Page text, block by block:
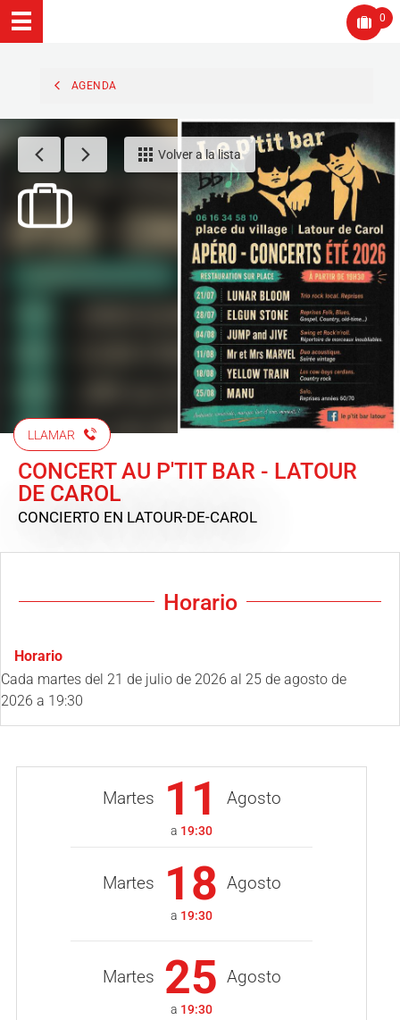
0
AGENDA
Volver a la lista
LLAMAR
CONCERT AU P'TIT BAR - LATOUR
DE CAROL
CONCIERTO EN LATOUR-DE-CAROL
Horario
Horario
Cada martes del 21 de julio de 2026 al 25 de agosto de
2026 a 19:30
Martes 11 Agosto
a 19:30
Martes 18 Agosto
a 19:30
Martes 25 Agosto
a 19:30